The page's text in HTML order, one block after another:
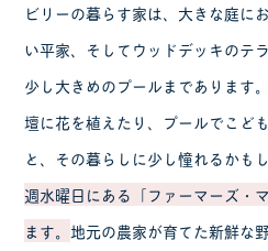
ビリーの暮らす家は、大きな庭に
い平家、そしてウッドデッキのテ
少し大きめのプールまであります
壇に花を植えたり、プールでこど
と、その暮らしに少し憧れるかもし
週水曜日にある「ファーマーズ・
ます。 地元の農家が育てた新鮮な